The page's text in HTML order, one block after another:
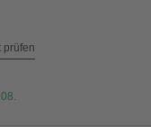
prüfen